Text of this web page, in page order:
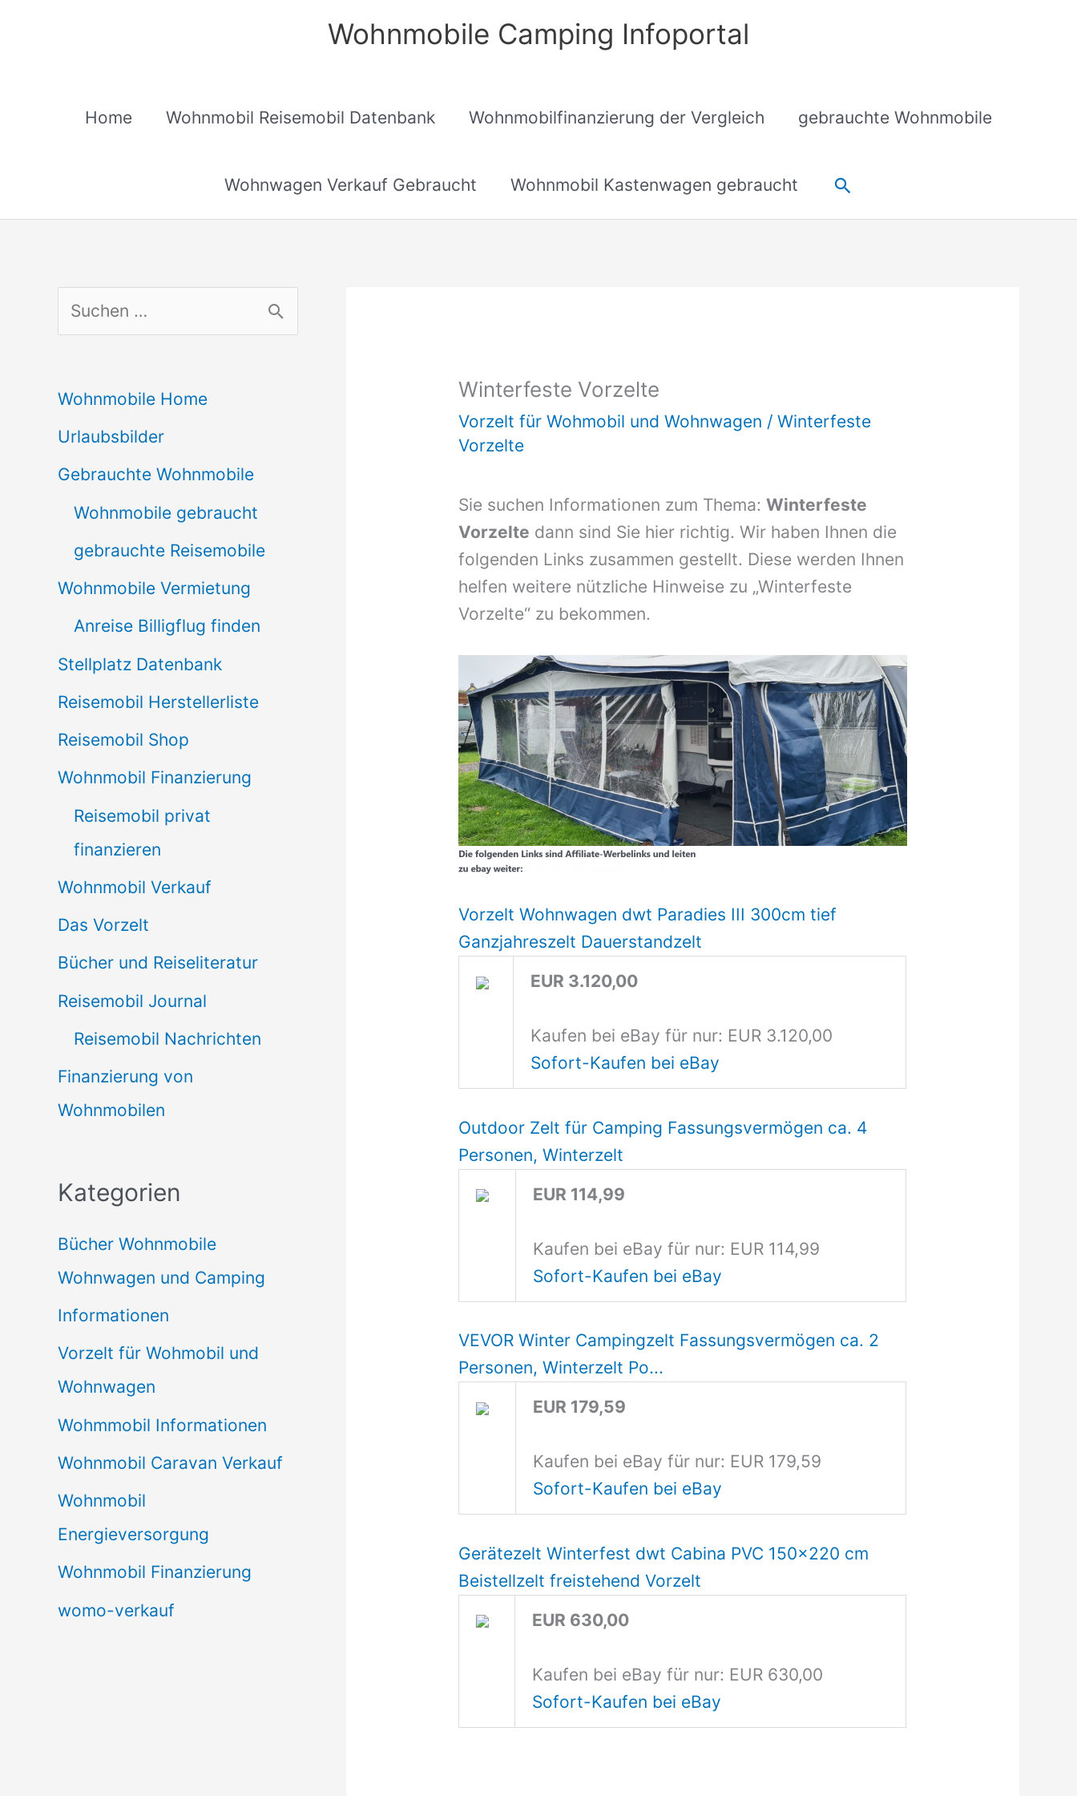
Wohnmobile Camping Infoportal
Home Wohnmobil Reisemobil Datenbank Wohnmobilfinanzierung der Vergleich gebrauchte Wohnmobile
Wohnwagen Verkauf Gebraucht Wohnmobil Kastenwagen gebraucht Suchen
u
h
e
n
Wohnmobile Home
Urlaubsbilder
Gebrauchte Wohnmobile
Wohnmobile gebraucht
gebrauchte Reisemobile
Wohnmobile Vermietung
Anreise Billigflug finden
Stellplatz Datenbank
Reisemobil Herstellerliste
Reisemobil Shop
Wohnmobil Finanzierung
Reisemobil privat
finanzieren
Wohnmobil Verkauf
Das Vorzelt
Bücher und Reiseliteratur
Reisemobil Journal
Reisemobil Nachrichten
Finanzierung von
Wohnmobilen
Kategorien
Bücher Wohnmobile
Wohnwagen und Camping
Informationen
Vorzelt für Wohmobil und
Wohnwagen
Wohmmobil Informationen
Wohnmobil Caravan Verkauf
Wohnmobil
Energieversorgung
Wohnmobil Finanzierung
womo-verkauf
Winterfeste Vorzelte
Vorzelt für Wohmobil und Wohnwagen /Winterfeste
Vorzelte
Sie suchen Informationen zum Thema:Winterfeste
Vorzelte dann sind Sie hier richtig. Wir haben Ihnen die
folgenden Links zusammen gestellt. Diese werden Ihnen
helfen weitere nützliche Hinweise zu „Winterfeste
Vorzelte“ zu bekommen.
Vorzelt Wohnwagen dwt Paradies III 300cm tief
Ganzjahreszelt Dauerstandzelt
EUR 3.120,00
Kaufen bei eBay für nur: EUR 3.120,00
Sofort-Kaufen bei eBay
Outdoor Zelt für Camping Fassungsvermögen ca. 4
Personen, Winterzelt
EUR 114,99
Kaufen bei eBay für nur: EUR 114,99
Sofort-Kaufen bei eBay
VEVOR Winter Campingzelt Fassungsvermögen ca. 2
Personen, Winterzelt Po...
EUR 179,59
Kaufen bei eBay für nur: EUR 179,59
Sofort-Kaufen bei eBay
Gerätezelt Winterfest dwt Cabina PVC 150x220 cm
Beistellzelt freistehend Vorzelt
EUR 630,00
Kaufen bei eBay für nur: EUR 630,00
Sofort-Kaufen bei eBay